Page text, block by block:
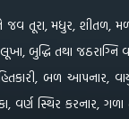
તૂરા, મધુર, શીતળ,
બુદ્ધિ તથા જઠરાગ્નિ
બળ આપનાર,
વર્ણ સ્થિર કરનાર, ગળા